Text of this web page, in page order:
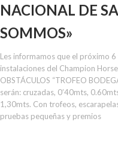
NACIONAL DE
SOMMOS»
Les informamos que el próximo
instalaciones del Champion
OBSTÁCULOS “TROFEO
serán: cruzadas, 0’40mts,
1,30mts. Con trofeos,
pruebas pequeñas y premios